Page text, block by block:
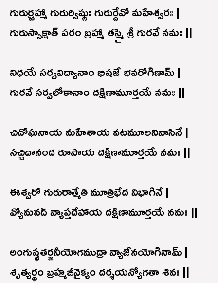
గురుర్బ్రహ్మా గురుర్విష్ణుః గురుర్దేవో మహేశ్వరః |
గురుస్సాక్షాత్ పరం బ్రహ్మా తస్మై శ్రీ గురవే నమః ||
నిధయే సర్వవిద్యానాం భిషజే భవరోగిణామ్ |
గురవే సర్వలోకానాం దక్షిణామూర్తయే నమః ||
చిదోఘనాయ మహేశాయ వటమూలనివాసినే |
సచ్చిదానంద రూపాయ దక్షిణామూర్తయే నమః ||
ఈశ్వరో గురురాత్మేతి మూత్రిభేద విభాగినే |
వ్యోమవద్ వ్యాప్తదేహాయ దక్షిణామూర్తయే నమః ||
అంగుష్థతర్జనీయోగముద్రా వ్యాజేనయోగినామ్ |
శృత్యర్థం బ్రహ్మజీవైక్యం దర్శయన్యోగతా శివః ||